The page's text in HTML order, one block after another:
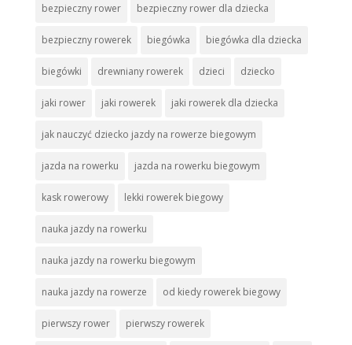
bezpieczny rower bezpieczny rower dla dziecka
bezpieczny rowerek biegówka biegówka dla dziecka
biegówki drewniany rowerek dzieci dziecko
jaki rower jaki rowerek jaki rowerek dla dziecka
jak nauczyć dziecko jazdy na rowerze biegowym
jazda na rowerku jazda na rowerku biegowym
kask rowerowy lekki rowerek biegowy
nauka jazdy na rowerku
nauka jazdy na rowerku biegowym
nauka jazdy na rowerze od kiedy rowerek biegowy
pierwszy rower pierwszy rowerek